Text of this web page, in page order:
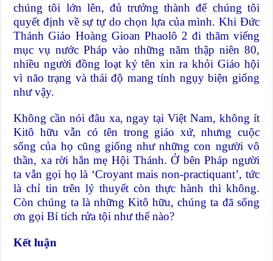
chúng tôi lớn lên, đủ trưởng thành để chúng tôi
quyết định về sự tự do chọn lựa của mình. Khi Đức
Thánh Giáo Hoàng Gioan Phaolô 2 đi thăm viếng
mục vụ nước Pháp vào những năm thập niên 80,
nhiều người đồng loạt ký tên xin ra khỏi Giáo hội
vì não trạng và thái độ mang tính ngụy biện giống
như vậy.
Không cần nói đâu xa, ngay tại Việt Nam, không ít
Kitô hữu vẫn có tên trong giáo xứ, nhưng cuộc
sống của họ cũng giống như những con người vô
thần, xa rời hẳn mẹ Hội Thánh. Ở bên Pháp người
ta vẫn gọi họ là ‘Croyant mais non-practiquant’, tức
là chỉ tin trên lý thuyết còn thực hành thì không.
Còn chúng ta là những Kitô hữu, chúng ta đã sống
ơn gọi Bí tích rửa tội như thế nào?
Kết luận